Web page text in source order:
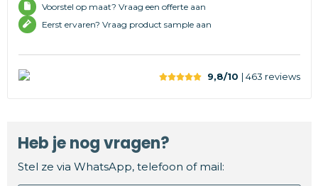
Voorstel op maat? Vraag een offerte aan
Eerst ervaren? Vraag product sample aan
9,8/10 | 463 reviews
Heb je nog vragen?
Stel ze via WhatsApp, telefoon of mail: